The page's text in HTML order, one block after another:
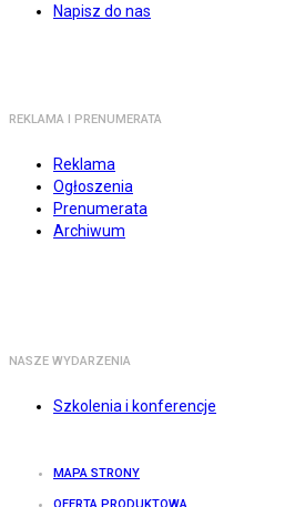
Napisz do nas
REKLAMA I PRENUMERATA
Reklama
Ogłoszenia
Prenumerata
Archiwum
NASZE WYDARZENIA
Szkolenia i konferencje
MAPA STRONY